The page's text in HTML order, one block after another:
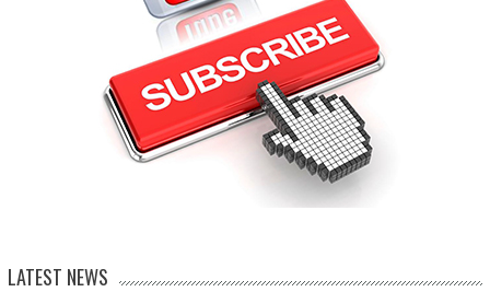
LATEST NEWS